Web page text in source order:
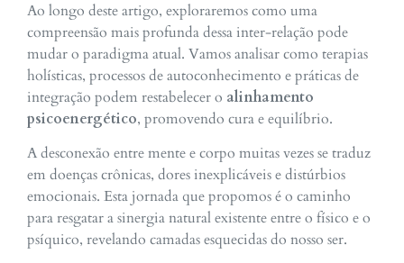
Ao longo deste artigo, exploraremos como uma
compreensão mais profunda dessa inter-relação pode
mudar o paradigma atual. Vamos analisar como terapias
holísticas, processos de autoconhecimento e práticas de
integração podem restabelecer o alinhamento
psicoenergético, promovendo cura e equilíbrio.
A desconexão entre mente e corpo muitas vezes se traduz
em doenças crônicas, dores inexplicáveis e distúrbios
emocionais. Esta jornada que propomos é o caminho
para resgatar a sinergia natural existente entre o físico e o
psíquico, revelando camadas esquecidas do nosso ser.